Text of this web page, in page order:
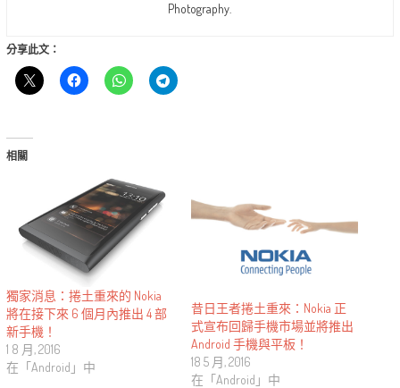
Photography.
分享此文：
相關
獨家消息：捲土重來的 Nokia
將在接下來 6 個月內推出 4 部
新手機！
1 8 月, 2016
在「Android」中
昔日王者捲土重來：Nokia 正
式宣布回歸手機市場並將推出
Android 手機與平板！
18 5 月, 2016
在「Android」中